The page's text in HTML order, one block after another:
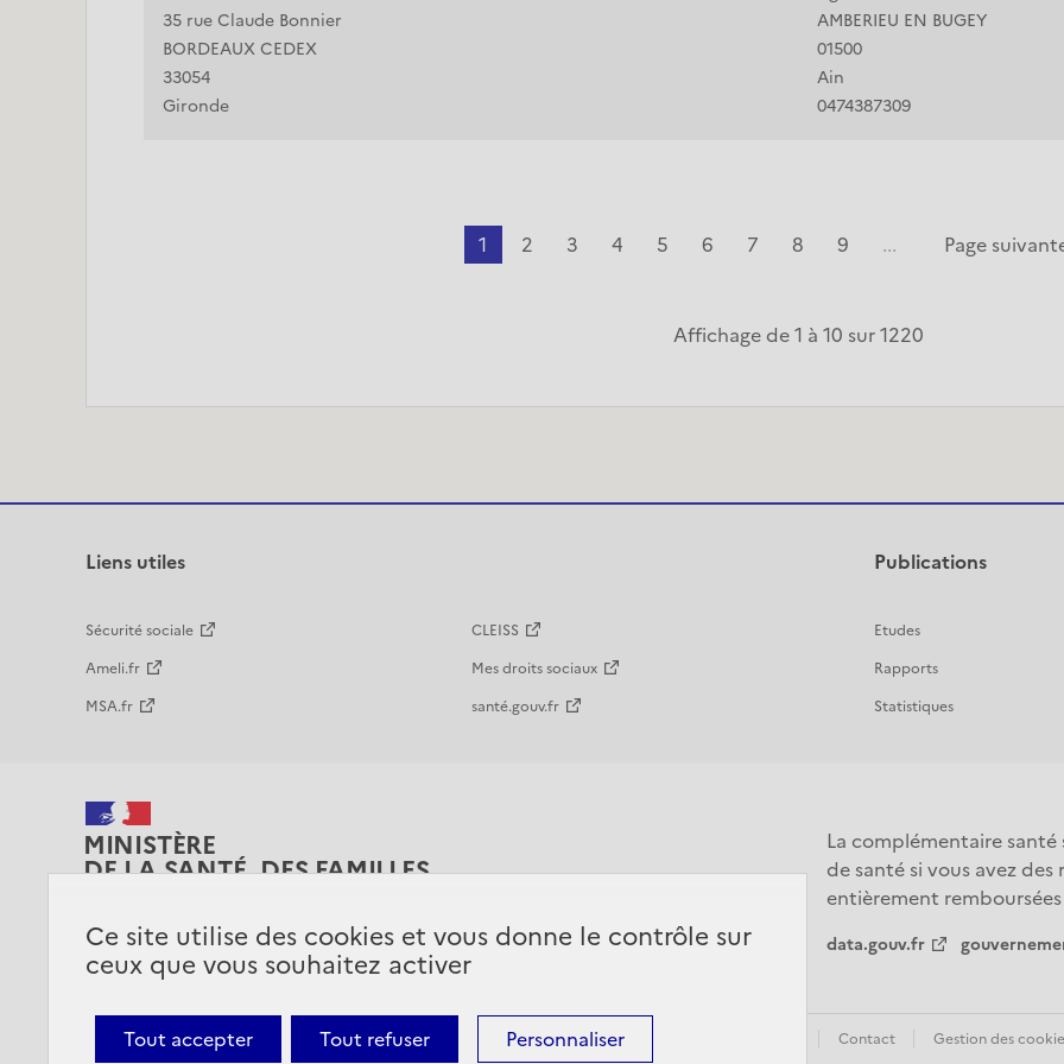
Ce site utilise des cookies et vous donne le contrôle sur
ceux que vous souhaitez activer
Tout accepter Tout refuser Personnaliser
35 rue Claude Bonnier
BORDEAUX CEDEX
33054
Gironde
AMBERIEU EN BUGEY
01500
Ain
0474387309
1 2 3 4 5 6 7 8 9 ... Page
Affichage de 1 à 10 sur 1220
Liens utiles
Sécurité sociale
Ameli.fr
MSA.fr
CLEISS
Mes droits sociaux
santé.gouv.fr
Publications
Etudes
Rapports
Statistiques
MINISTÈRE
DE LA SANTÉ, DES FAMILLES,
ET DES PERSONNES HANDICAPÉES
La complémentaire santé
de santé si vous avez des
entièrement
data.gouv.fr
Plan du site Accessibilité : partiellement conforme Mentions légales Contact Gestion des